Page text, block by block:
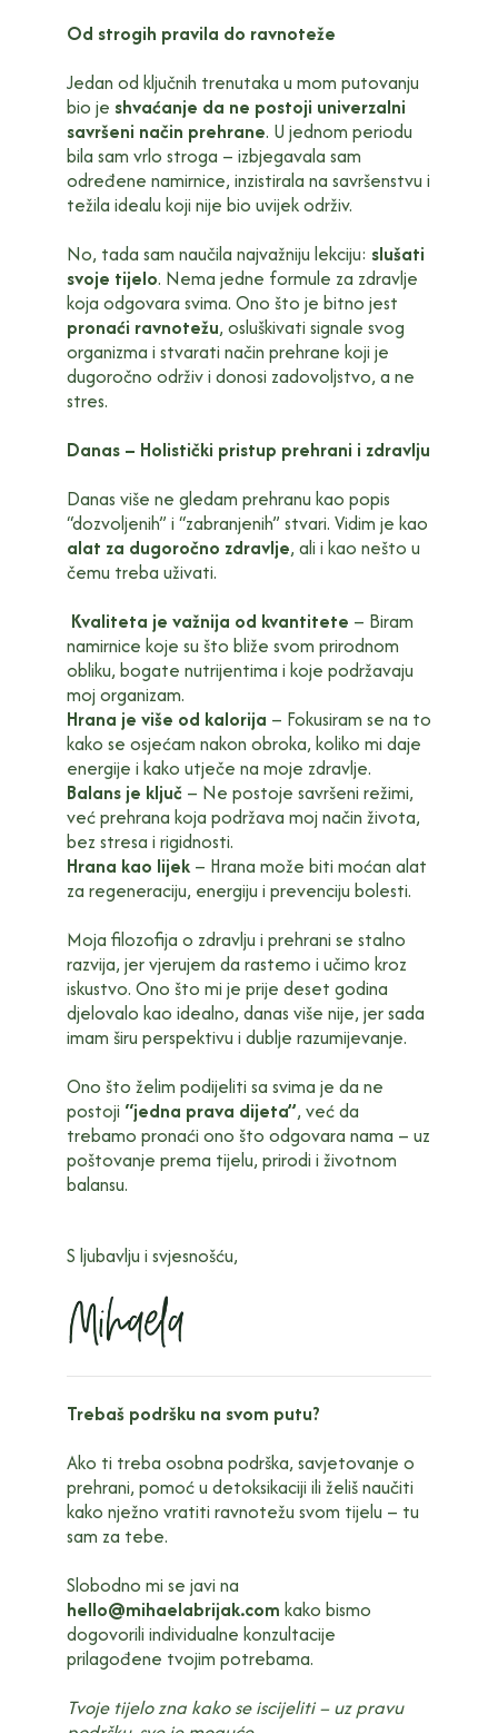
Od strogih pravila do ravnoteže
Jedan od ključnih trenutaka u mom putovanju
bio je shvaćanje da ne postoji univerzalni
savršeni način prehrane. U jednom periodu
bila sam vrlo stroga – izbjegavala sam
određene namirnice, inzistirala na savršenstvu i
težila idealu koji nije bio uvijek održiv.
No, tada sam naučila najvažniju lekciju: slušati
svoje tijelo. Nema jedne formule za zdravlje
koja odgovara svima. Ono što je bitno jest
pronaći ravnotežu, osluškivati signale svog
organizma i stvarati način prehrane koji je
dugoročno održiv i donosi zadovoljstvo, a ne
stres.
Danas – Holistički pristup prehrani i zdravlju
Danas više ne gledam prehranu kao popis
“dozvoljenih” i “zabranjenih” stvari. Vidim je kao
alat za dugoročno zdravlje, ali i kao nešto u
čemu treba uživati.
Kvaliteta je važnija od kvantitete – Biram
namirnice koje su što bliže svom prirodnom
obliku, bogate nutrijentima i koje podržavaju
moj organizam.
Hrana je više od kalorija – Fokusiram se na to
kako se osjećam nakon obroka, koliko mi daje
energije i kako utječe na moje zdravlje.
Balans je ključ – Ne postoje savršeni režimi,
već prehrana koja podržava moj način života,
bez stresa i rigidnosti.
Hrana kao lijek– Hrana može biti moćan alat
za regeneraciju, energiju i prevenciju bolesti.
Moja filozofija o zdravlju i prehrani se stalno
razvija, jer vjerujem da rastemo i učimo kroz
iskustvo. Ono što mi je prije deset godina
djelovalo kao idealno, danas više nije, jer sada
imam širu perspektivu i dublje razumijevanje.
Ono što želim podijeliti sa svima je da ne
postoji “jedna prava dijeta”, već da
trebamo pronaći ono što odgovara nama – uz
poštovanje prema tijelu, prirodi i životnom
balansu.
S ljubavlju i svjesnošću,
Trebaš podršku na svom putu?
Ako ti treba osobna podrška, savjetovanje o
prehrani, pomoć u detoksikaciji ili želiš naučiti
kako nježno vratiti ravnotežu svom tijelu – tu
sam za tebe.
Slobodno mi se javi na
hello@mihaelabrijak.com kako bismo
dogovorili individualne konzultacije
prilagođene tvojim potrebama.
Tvoje tijelo zna kako se iscijeliti – uz pravu